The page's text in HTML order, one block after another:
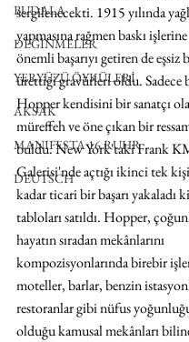
BUDALA
DEĞİNMELER
YERYÜZÜ ÖYKÜLERİ
AKSAK
MANIFESTA 16 RUHR
DEUTSCH
sergilenecekti. 1915 yılında
yapmasına rağmen baskı
önemli başarıyı getiren de eşsiz
ürettiği gravürleri oldu. Sadece
Hopper kendisini bir sanatçı
müreffeh ve öne çıkan bir
buldu. New York'taki Frank
Galerisi'nde açtığı ikinci tek
kadar ticari bir başarı yakaladı
tabloları satıldı. Hopper,
hayatın sıradan mekânlarını
kompozisyonlarında birebir
moteller, barlar, benzin
restoranlar gibi nüfus
olduğu kamusal mekânları